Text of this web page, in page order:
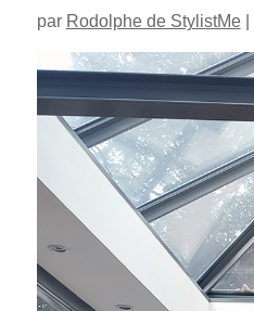
par Rodolphe de StylistMe|